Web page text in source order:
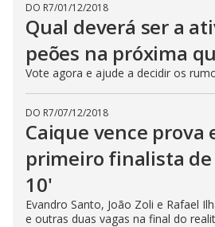
DO R7/01/12/2018
Qual deverá ser a
peões na próxima
Vote agora e ajude a decidir os
DO R7/07/12/2018
Caique vence prova
primeiro finalista de
10'
Evandro Santo, João Zoli e Rafael
e outras duas vagas na final do